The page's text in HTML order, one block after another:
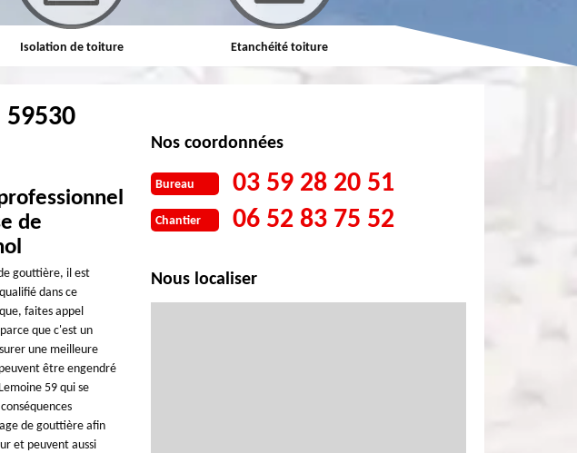
Isolation de toiture Etanchéité toiture Réparation de toiture
de
gouttière, il est
dans ce
faites appel
que c'est un
une meilleure
être engendré
59 qui se
de gouttière afin
et peuvent aussi
Nos coordonnées
Bureau 03 59 28 20 51
Chantier 06 52 83 75 52
Nous localiser